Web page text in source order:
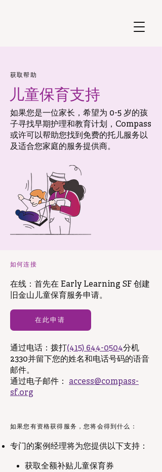
获取帮助
儿童保育支持
如果您是一位家长，希望为 0-5 岁的孩
子寻找早期护理和教育计划，Compass
或许可以帮助您找到免费的托儿服务以
及适合您家庭的服务提供商。
如何连接
在线： 首先在 Early Learning SF 创建
旧金山儿童保育服务申请。
在此申请
通过电话： 拨打(415) 644-0504分机
2330并留下您的姓名和电话号码的语音
邮件。
通过电子邮件： access@compass-
sf.org
如果您有资格获得服务，您将会得到什么：
专门的案例经理将为您提供以下支持：
获取全额补贴儿童保育券